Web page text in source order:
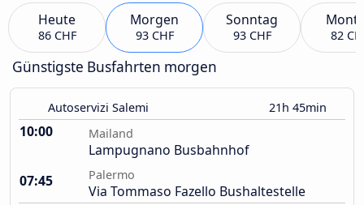
Heute
86 CHF
Morgen
93 CHF
Sonntag
93 CHF 82
Günstigste Busfahrten morgen
Autoservizi Salemi 21h 45min
10:00 Mailand
Lampugnano Busbahnhof
07:45
Palermo
Via Tommaso Fazello Bushaltestelle